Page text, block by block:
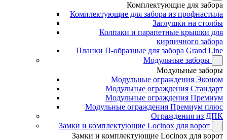
Комплектующие для забора
Комплектующие для забора из профнастила
Заглушки на столбы
Колпаки и парапетные крышки для
кирпичного забора
Планки П-образные для забора Grand Line
Модульные заборы
Модульные заборы
Модульные ограждения Эконом
Модульные ограждения Стандарт
Модульные ограждения Премиум
Модульные ограждения Премиум плюс
Ограждения из ДПК
Замки и комплектующие Locinox для ворот
Замки и комплектующие Locinox для ворот